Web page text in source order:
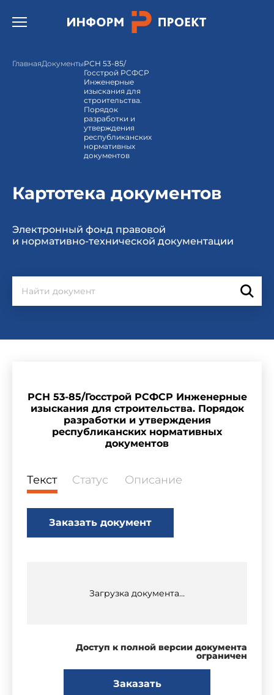
Открыть бургер меню.
ГлавнаяДокументыРСН 53-85/
Госстрой РСФСР
Инженерные
изыскания для
строительства.
Порядок
разработки и
утверждения
республиканских
нормативных
документов
Картотека документов
Электронный фонд правовой
и нормативно-технической документации
РСН 53-85/Госстрой РСФСР Инженерные
изыскания для строительства. Порядок
разработки и утверждения
республиканских нормативных
документов
Текст Статус Описание
Заказать документ
Загрузка документа...
Доступ к полной версии документа
ограничен
Заказать